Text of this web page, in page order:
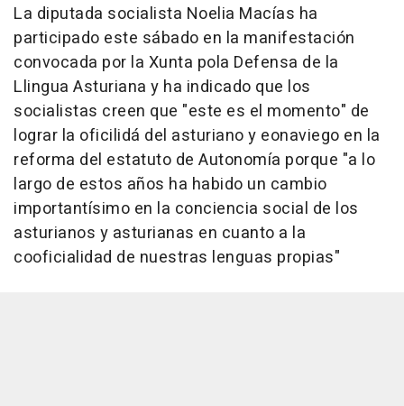
La diputada socialista Noelia Macías ha
participado este sábado en la manifestación
convocada por la Xunta pola Defensa de la
Llingua Asturiana y ha indicado que los
socialistas creen que "este es el momento" de
lograr la oficilidá del asturiano y eonaviego en la
reforma del estatuto de Autonomía porque "a lo
largo de estos años ha habido un cambio
importantísimo en la conciencia social de los
asturianos y asturianas en cuanto a la
cooficialidad de nuestras lenguas propias"